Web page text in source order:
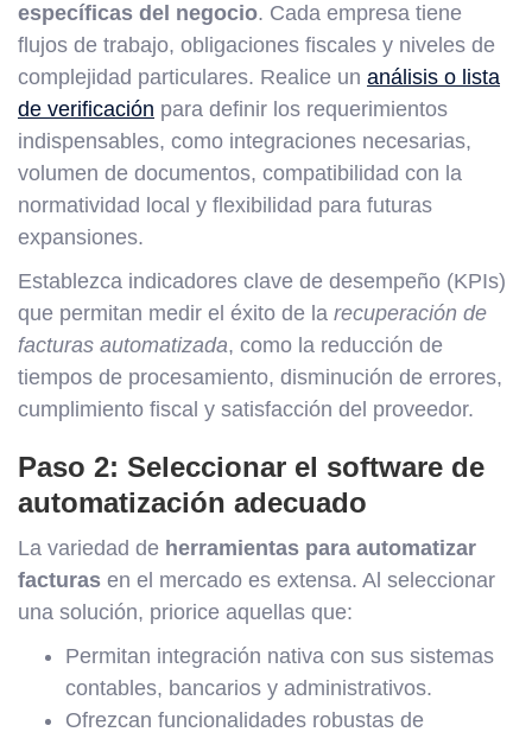
específicas del negocio. Cada empresa tiene
flujos de trabajo, obligaciones fiscales y niveles de
complejidad particulares. Realice un análisis o lista
de verificación para definir los requerimientos
indispensables, como integraciones necesarias,
volumen de documentos, compatibilidad con la
normatividad local y flexibilidad para futuras
expansiones.
Establezca indicadores clave de desempeño (KPIs)
que permitan medir el éxito de la recuperación de
facturas automatizada, como la reducción de
tiempos de procesamiento, disminución de errores,
cumplimiento fiscal y satisfacción del proveedor.
Paso 2: Seleccionar el software de
automatización adecuado
La variedad de herramientas para automatizar
facturas en el mercado es extensa. Al seleccionar
una solución, priorice aquellas que:
Permitan integración nativa con sus sistemas
contables, bancarios y administrativos.
Ofrezcan funcionalidades robustas de